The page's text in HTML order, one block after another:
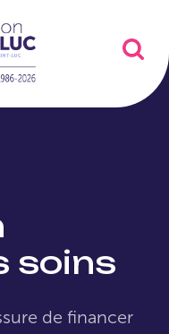
soins
de financer